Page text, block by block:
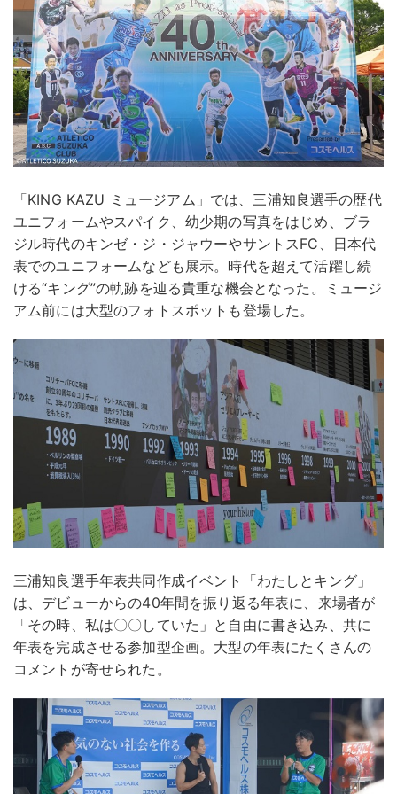
「KING KAZU ミュージアム」では、三浦知良選手の歴代
ユニフォームやスパイク、幼少期の写真をはじめ、ブラ
ジル時代のキンゼ・ジ・ジャウーやサントスFC、日本代
表でのユニフォームなども展示。時代を超えて活躍し続
ける“キング”の軌跡を辿る貴重な機会となった。ミュージ
アム前には大型のフォトスポットも登場した。
三浦知良選手年表共同作成イベント「わたしとキング」
は、デビューからの40年間を振り返る年表に、来場者が
「その時、私は〇〇していた」と自由に書き込み、共に
年表を完成させる参加型企画。大型の年表にたくさんの
コメントが寄せられた。